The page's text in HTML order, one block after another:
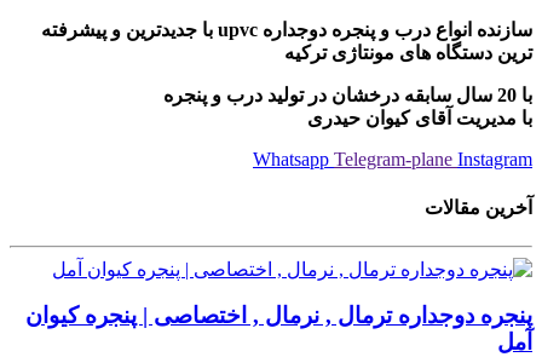
سازنده انواع درب و پنجره دوجداره upvc با جدیدترین و پیشرفته
ترین دستگاه های مونتاژی ترکیه
با 20 سال سابقه درخشان در تولید درب و پنجره
با مدیریت آقای کیوان حیدری
Whatsapp Telegram-plane Instagram
آخرین مقالات
پنجره دوجداره ترمال , نرمال , اختصاصی | پنجره کیوان
آمل